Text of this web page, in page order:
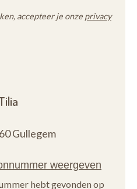
accepteer je onze privacy
Gullegem
hebt gevonden op